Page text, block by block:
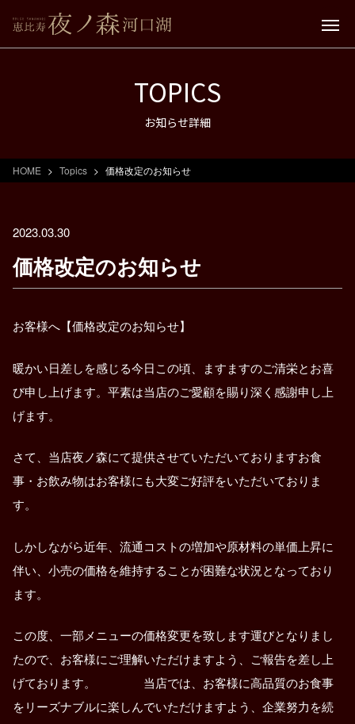
TOPICS
お知らせ詳細
HOME Topics 価格改定のお知らせ
2023.03.30
価格改定のお知らせ
お客様へ【価格改定のお知らせ】
暖かい日差しを感じる今日この頃、ますますのご清栄とお喜
び申し上げます。平素は当店のご愛顧を賜り深く感謝申し上
げます。
さて、当店夜ノ森にて提供させていただいておりますお食
事・お飲み物はお客様にも大変ご好評をいただいておりま
す。
しかしながら近年、流通コストの増加や原材料の単価上昇に
伴い、小売の価格を維持することが困難な状況となっており
ます。
この度、一部メニューの価格変更を致します運びとなりまし
たので、お客様にご理解いただけますよう、ご報告を差し上
げております。 当店では、お客様に高品質のお食事
をリーズナブルに楽しんでいただけますよう、企業努力を続